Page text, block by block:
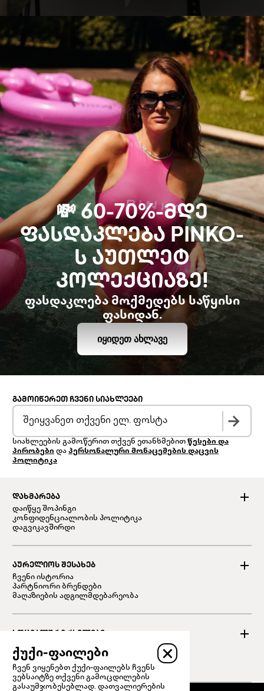
💸 60-70%-ᲛᲓᲔ
ᲤᲐᲡᲓᲐᲙᲚᲔᲑᲐ PINKO-
Ს ᲐᲣᲗᲚᲔᲢ
ᲙᲝᲚᲔᲥᲪᲘᲐᲖᲔ!
ფასდაკლება მოქმედებს საწყისი
ფასიდან.
ᲘᲧᲘᲓᲔᲗ ᲐᲮᲚᲐᲕᲔ
ᲓᲐᲮᲛᲐᲠᲔᲑᲐ
დაიწყე შოპინგი
კონფიდენციალობის პოლიტიკა
დაგვიკავშირდი
ᲐᲣᲠᲔᲚᲘᲝᲡ ᲨᲔᲡᲐᲮᲔᲑ
ჩვენი ისტორია
პარტნიორი ბრენდები
მაღაზიების ადგილმდებარეობა
Facebook
Instagram
Linked in
ᲒᲐᲛᲝᲘᲬᲔᲠᲔᲗ ᲩᲕᲔᲜᲘ ᲡᲘᲐᲮᲚᲔᲔᲑᲘ
სიახლეების გამოწერით თქვენ ეთანხმებით წესები და
პირობები და პერსონალური მონაცემების დაცვის
პოლიტიკა
ქუქი-ფაილები
ჩვენ ვიყენებთ ქუქი-ფაილებს ჩვენს
ვებსაიტზე თქვენი გამოცდილების
გასაუმჯობესებლად. დათვალიერების